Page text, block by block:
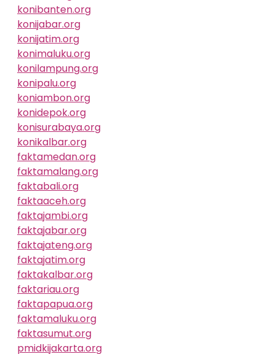
konibanten.org
konijabar.org
konijatim.org
konimaluku.org
konilampung.org
konipalu.org
koniambon.org
konidepok.org
konisurabaya.org
konikalbar.org
faktamedan.org
faktamalang.org
faktabali.org
faktaaceh.org
faktajambi.org
faktajabar.org
faktajateng.org
faktajatim.org
faktakalbar.org
faktariau.org
faktapapua.org
faktamaluku.org
faktasumut.org
pmidkijakarta.org